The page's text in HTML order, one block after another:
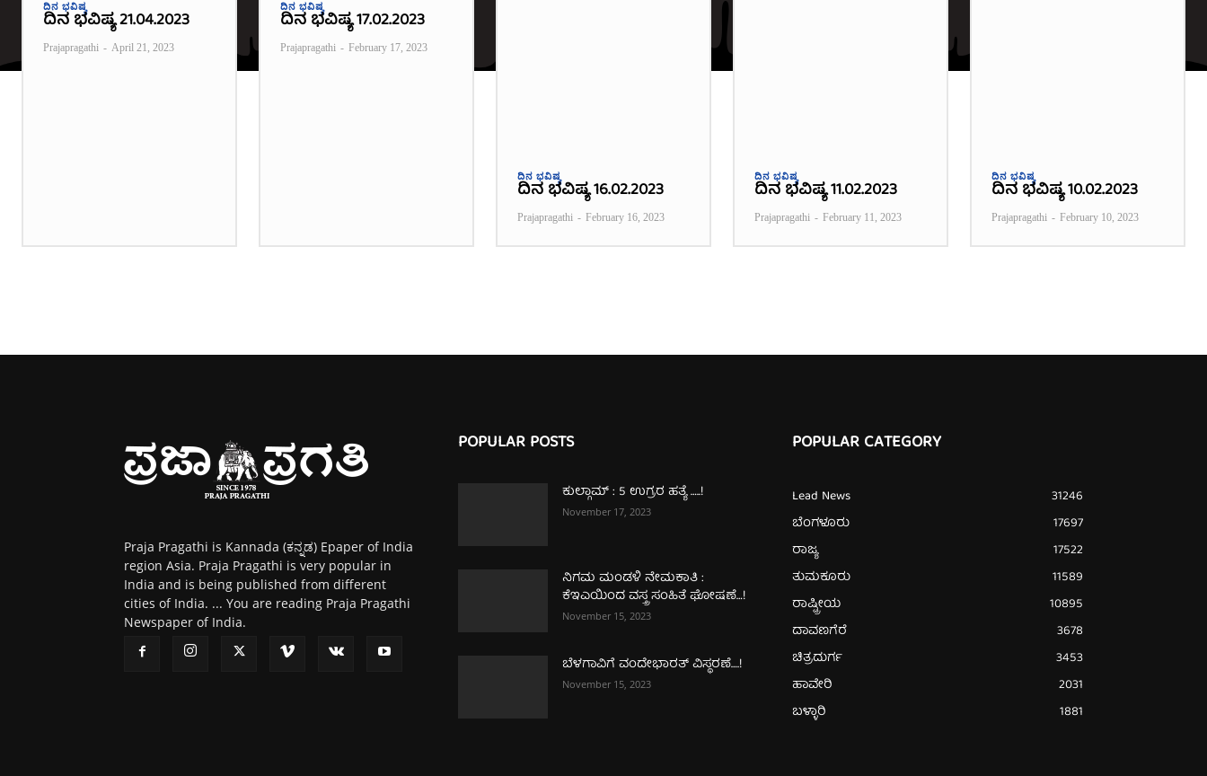
ದಿನ ಭವಿಷ್ಯ
ದಿನ ಭವಿಷ್ಯ 21.04.2023
Prajapragathi - April 21, 2023
ದಿನ ಭವಿಷ್ಯ
ದಿನ ಭವಿಷ್ಯ 17.02.2023
Prajapragathi - February 17, 2023
ದಿನ ಭವಿಷ್ಯ
ದಿನ ಭವಿಷ್ಯ 16.02.2023
Prajapragathi - February 16, 2023
ದಿನ ಭವಿಷ್ಯ
ದಿನ ಭವಿಷ್ಯ 11.02.2023
Prajapragathi - February 11, 2023
ದಿನ ಭವಿಷ್ಯ
ದಿನ ಭವಿಷ್ಯ 10.02.2023
Prajapragathi - February 10, 2023
Praja Pragathi is Kannada (ಕನ್ನಡ) Epaper of India
region Asia. Praja Pragathi is very popular in
India and is being published from different
cities of India. ... You are reading Praja Pragathi
Newspaper of India.
POPULAR POSTS
ಕುಲ್ಗಾಮ್‌ : 5 ಉಗ್ರರ ಹತ್ಯೆ …..!
November 17, 2023
ನಿಗಮ ಮಂಡಳಿ ನೇಮಕಾತಿ :
ಕೆಇಎಯಿಂದ ವಸ್ತ್ರ ಸಂಹಿತೆ ಘೋಷಣೆ…!
November 15, 2023
ಬೆಳಗಾವಿಗೆ ವಂದೇಭಾರತ್‌ ವಿಸ್ಥರಣೆ….!
November 15, 2023
POPULAR CATEGORY
Lead News
31246
ಬೆಂಗಳೂರು
17697
ರಾಜ್ಯ
17522
ತುಮಕೂರು
11589
ರಾಷ್ಟ್ರೀಯ
10895
ದಾವಣಗೆರೆ
3678
ಚಿತ್ರದುರ್ಗ
3453
ಹಾವೇರಿ
2031
ಬಳ್ಳಾರಿ
1881